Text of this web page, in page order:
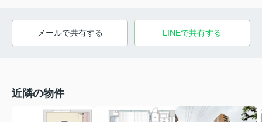
メールで共有する LINEで共有する
近隣の物件